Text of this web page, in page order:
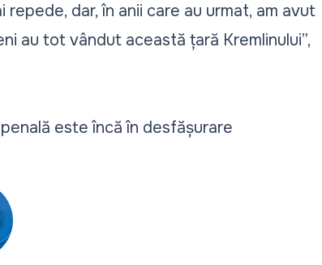
dar, în anii care au urmat, am avut
au tot vândut această țară Kremlinului”,
este încă în desfășurare